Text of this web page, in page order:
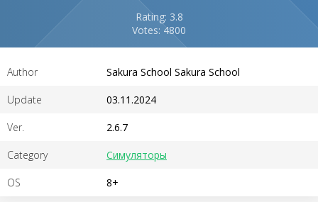
Rating: 3.8
Votes: 4800
Author Sakura School Sakura School
Update 03.11.2024
Ver. 2.6.7
Category Симуляторы
OS 8+